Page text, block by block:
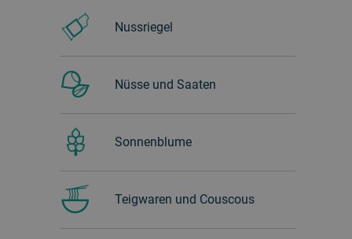
Nussriegel
Nüsse und Saaten
Sonnenblume
Teigwaren und Couscous